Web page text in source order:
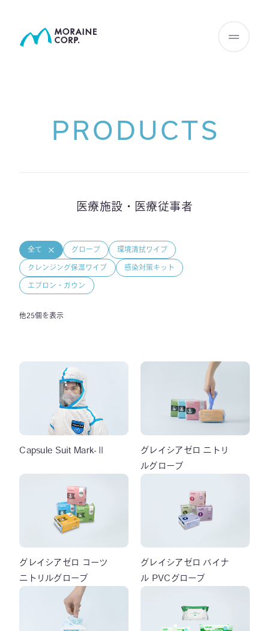
PRODUCTS
医療施設・医療従事者
全て グローブ 環境清拭ワイプ
クレンジング保湿ワイプ 感染対策キット
エプロン・ガウン
他25個を表示
Capsule Suit Mark-Ⅱ
グレイシアゼロ ニトリ
ルグローブ
グレイシアゼロ コーツ
ニトリルグローブ
グレイシアゼロ バイナ
ル PVCグローブ